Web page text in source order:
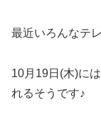
最近いろんなテ
10月19日(木)に
れるそうです♪